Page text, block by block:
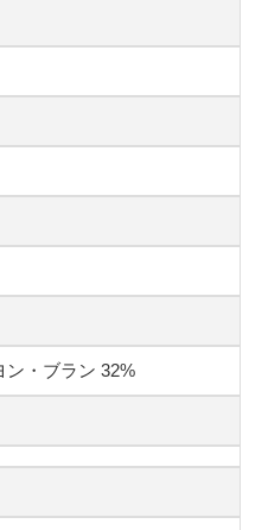
ン・ブラン 32%